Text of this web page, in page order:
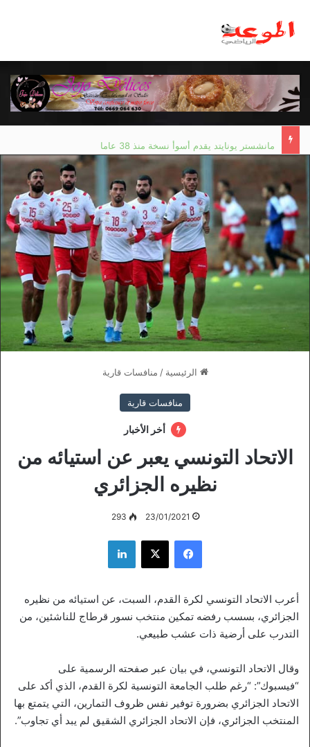
مانشستر يونايتد يقدم أسوأ نسخة منذ 38 عاما
الرئيسية / منافسات قارية
منافسات قارية
أخر الأخبار
الاتحاد التونسي يعبر عن استيائه من
نظيره الجزائري
23/01/2021
293
فيسبوك ‫X لينكدإن
أعرب الاتحاد التونسي لكرة القدم، السبت، عن استيائه من نظيره
الجزائري، بسسب رفضه تمكين منتخب نسور قرطاج للناشئين، من
التدرب على أرضية ذات عشب طبيعي.
وقال الاتحاد التونسي، في بيان عبر صفحته الرسمية على
“فيسبوك”: “رغم طلب الجامعة التونسية لكرة القدم، الذي أكد على
الاتحاد الجزائري بضرورة توفير نفس ظروف التمارين، التي يتمتع بها
المنتخب الجزائري، فإن الاتحاد الجزائري الشقيق لم يبد أي تجاوب”.